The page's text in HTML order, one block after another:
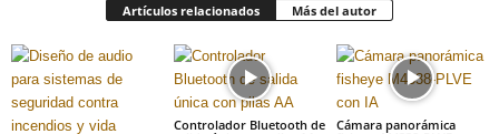
Artículos relacionados Más del autor
Controlador Bluetooth de
Cámara panorámica